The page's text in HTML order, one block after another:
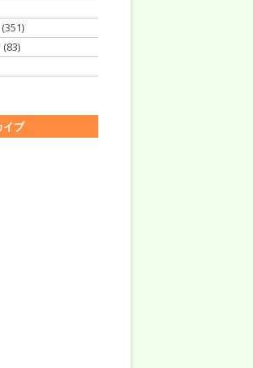
(351)
(83)
イブ